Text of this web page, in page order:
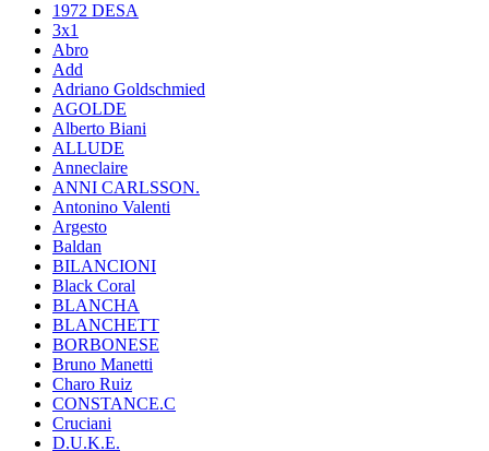
1972 DESA
3x1
Abro
Add
Adriano Goldschmied
AGOLDE
Alberto Biani
ALLUDE
Anneclaire
ANNI CARLSSON.
Antonino Valenti
Argesto
Baldan
BILANCIONI
Black Coral
BLANCHA
BLANCHETT
BORBONESE
Bruno Manetti
Charo Ruiz
CONSTANCE.C
Cruciani
D.U.K.E.